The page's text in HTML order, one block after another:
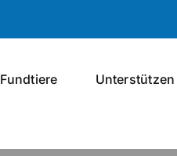
Fundtiere Unterstützen